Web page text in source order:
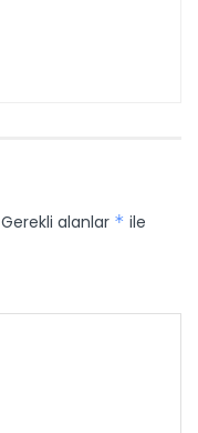
Gerekli alanlar * ile